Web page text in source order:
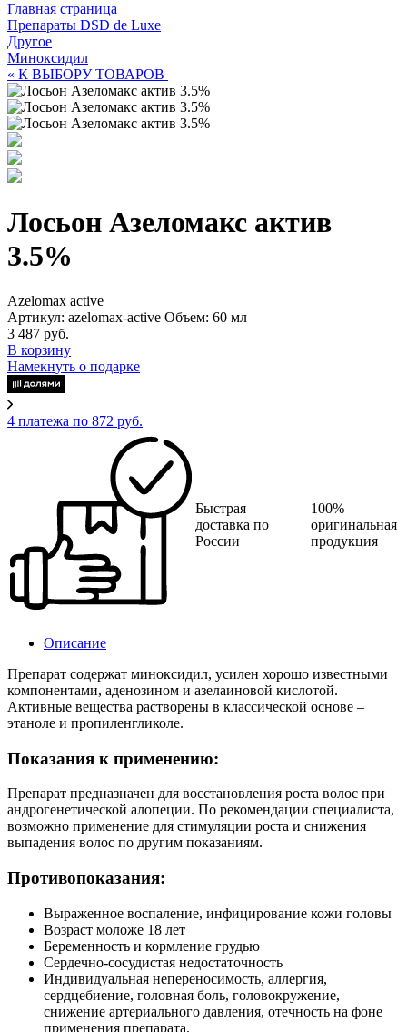
Главная страница
Препараты DSD de Luxe
Другое
Миноксидил
« К ВЫБОРУ ТОВАРОВ
Лосьон Азеломакс актив
3.5%
Azelomax active
Артикул: azelomax-active Объем: 60 мл
3 487 руб.
В корзину
Намекнуть о подарке
4 платежа по 872 руб.
Быстрая
доставка по
России
100%
оригинальная
продукция
Описание
Препарат содержат миноксидил, усилен хорошо известными
компонентами, аденозином и азелаиновой кислотой.
Активные вещества растворены в классической основе –
этаноле и пропиленгликоле.
Показания к применению:
Препарат предназначен для восстановления роста волос при
андрогенетической алопеции. По рекомендации специалиста,
возможно применение для стимуляции роста и снижения
выпадения волос по другим показаниям.
Противопоказания:
Выраженное воспаление, инфицирование кожи головы
Возраст моложе 18 лет
Беременность и кормление грудью
Сердечно-сосудистая недостаточность
Индивидуальная непереносимость, аллергия,
сердцебиение, головная боль, головокружение,
снижение артериального давления, отечность на фоне
применения препарата.